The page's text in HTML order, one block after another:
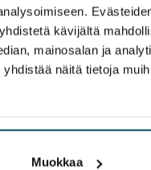
kävijältä
mainosalan ja
näitä tietoja
Muokkaa